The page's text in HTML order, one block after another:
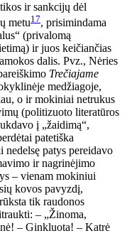
ir sankcijų dėl
metu17, prisimindama
(privalomą
ir juos keičiančias
dalis. Pvz., Nėries
Trečiajame
medžiagoje,
o ir mokiniai netrukus
(politizuoto literatūros
į „žaidimą“,
patetiška
patys pereidavo
ir nagrinėjimo
– vienam mokiniui
kovos pavyzdį,
tik raudonos
– „Žinoma,
– Ginkluota! – Katrė